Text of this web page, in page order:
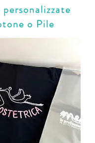
personalizzate
o Pile